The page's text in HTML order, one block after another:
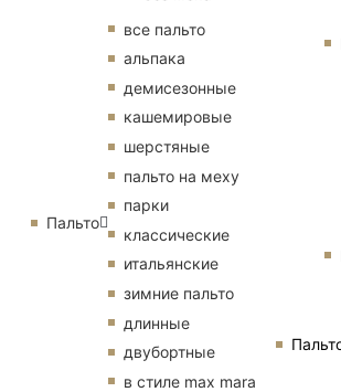
Пальто
все пальто
альпака
демисезонные
кашемировые
шерстяные
пальто на меху
парки
классические
итальянские
зимние пальто
длинные
двубортные
в стиле max mara